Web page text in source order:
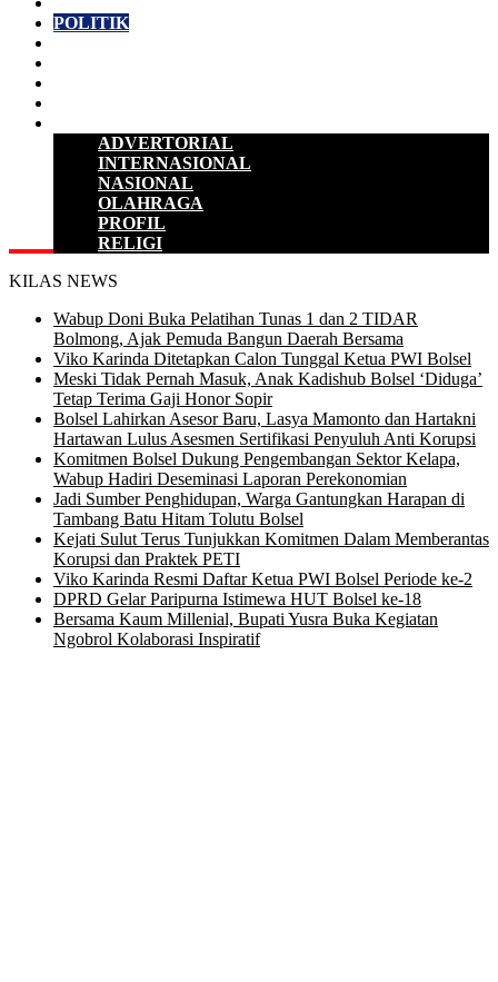
POLITIK
ADVERTORIAL
INTERNASIONAL
NASIONAL
OLAHRAGA
PROFIL
RELIGI
KILAS NEWS
Wabup Doni Buka Pelatihan Tunas 1 dan 2 TIDAR
Bolmong, Ajak Pemuda Bangun Daerah Bersama
Viko Karinda Ditetapkan Calon Tunggal Ketua PWI Bolsel
Meski Tidak Pernah Masuk, Anak Kadishub Bolsel ‘Diduga’
Tetap Terima Gaji Honor Sopir
Bolsel Lahirkan Asesor Baru, Lasya Mamonto dan Hartakni
Hartawan Lulus Asesmen Sertifikasi Penyuluh Anti Korupsi
Komitmen Bolsel Dukung Pengembangan Sektor Kelapa,
Wabup Hadiri Deseminasi Laporan Perekonomian
Jadi Sumber Penghidupan, Warga Gantungkan Harapan di
Tambang Batu Hitam Tolutu Bolsel
Kejati Sulut Terus Tunjukkan Komitmen Dalam Memberantas
Korupsi dan Praktek PETI
Viko Karinda Resmi Daftar Ketua PWI Bolsel Periode ke-2
DPRD Gelar Paripurna Istimewa HUT Bolsel ke-18
Bersama Kaum Millenial, Bupati Yusra Buka Kegiatan
Ngobrol Kolaborasi Inspiratif